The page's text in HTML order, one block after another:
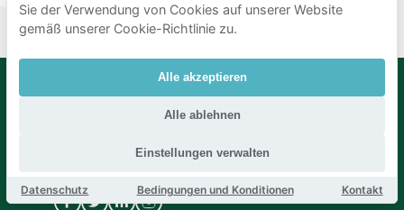
Mobypark
Französisch
Sie der Verwendung von Cookies auf unserer Website
gemäß unserer Cookie-Richtlinie zu.
Alle akzeptieren
Alle ablehnen
Einstellungen verwalten
Datenschutz Bedingungen und Konditionen Kontakt